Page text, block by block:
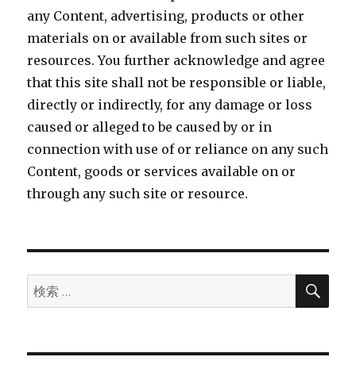
any Content, advertising, products or other
materials on or available from such sites or
resources. You further acknowledge and agree
that this site shall not be responsible or liable,
directly or indirectly, for any damage or loss
caused or alleged to be caused by or in
connection with use of or reliance on any such
Content, goods or services available on or
through any such site or resource.
検
索:
検